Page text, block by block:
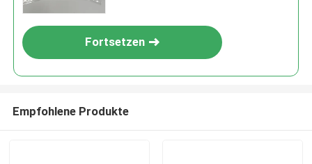
Fortsetzen
Empfohlene Produkte